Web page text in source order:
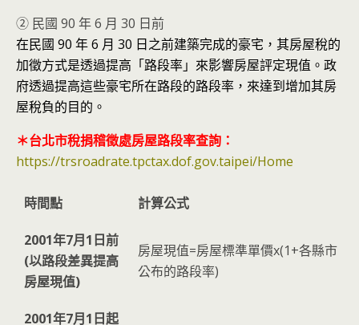
② 民國 90 年 6 月 30 日前
在民國 90 年 6 月 30 日之前建築完成的豪宅，其房屋稅的
加徵方式是透過提高「路段率」來影響房屋評定現值。政
府透過提高這些豪宅所在路段的路段率，來達到增加其房
屋稅負的目的。
＊台北市稅捐稽徵處房屋路段率查詢：
https://trsroadrate.tpctax.dof.gov.taipei/Home
時間點 計算公式
2001年7月1日前
(以路段差異提高
房屋現值)
房屋現值=房屋標準單價x(1+各縣市
公布的路段率)
2001年7月1日起